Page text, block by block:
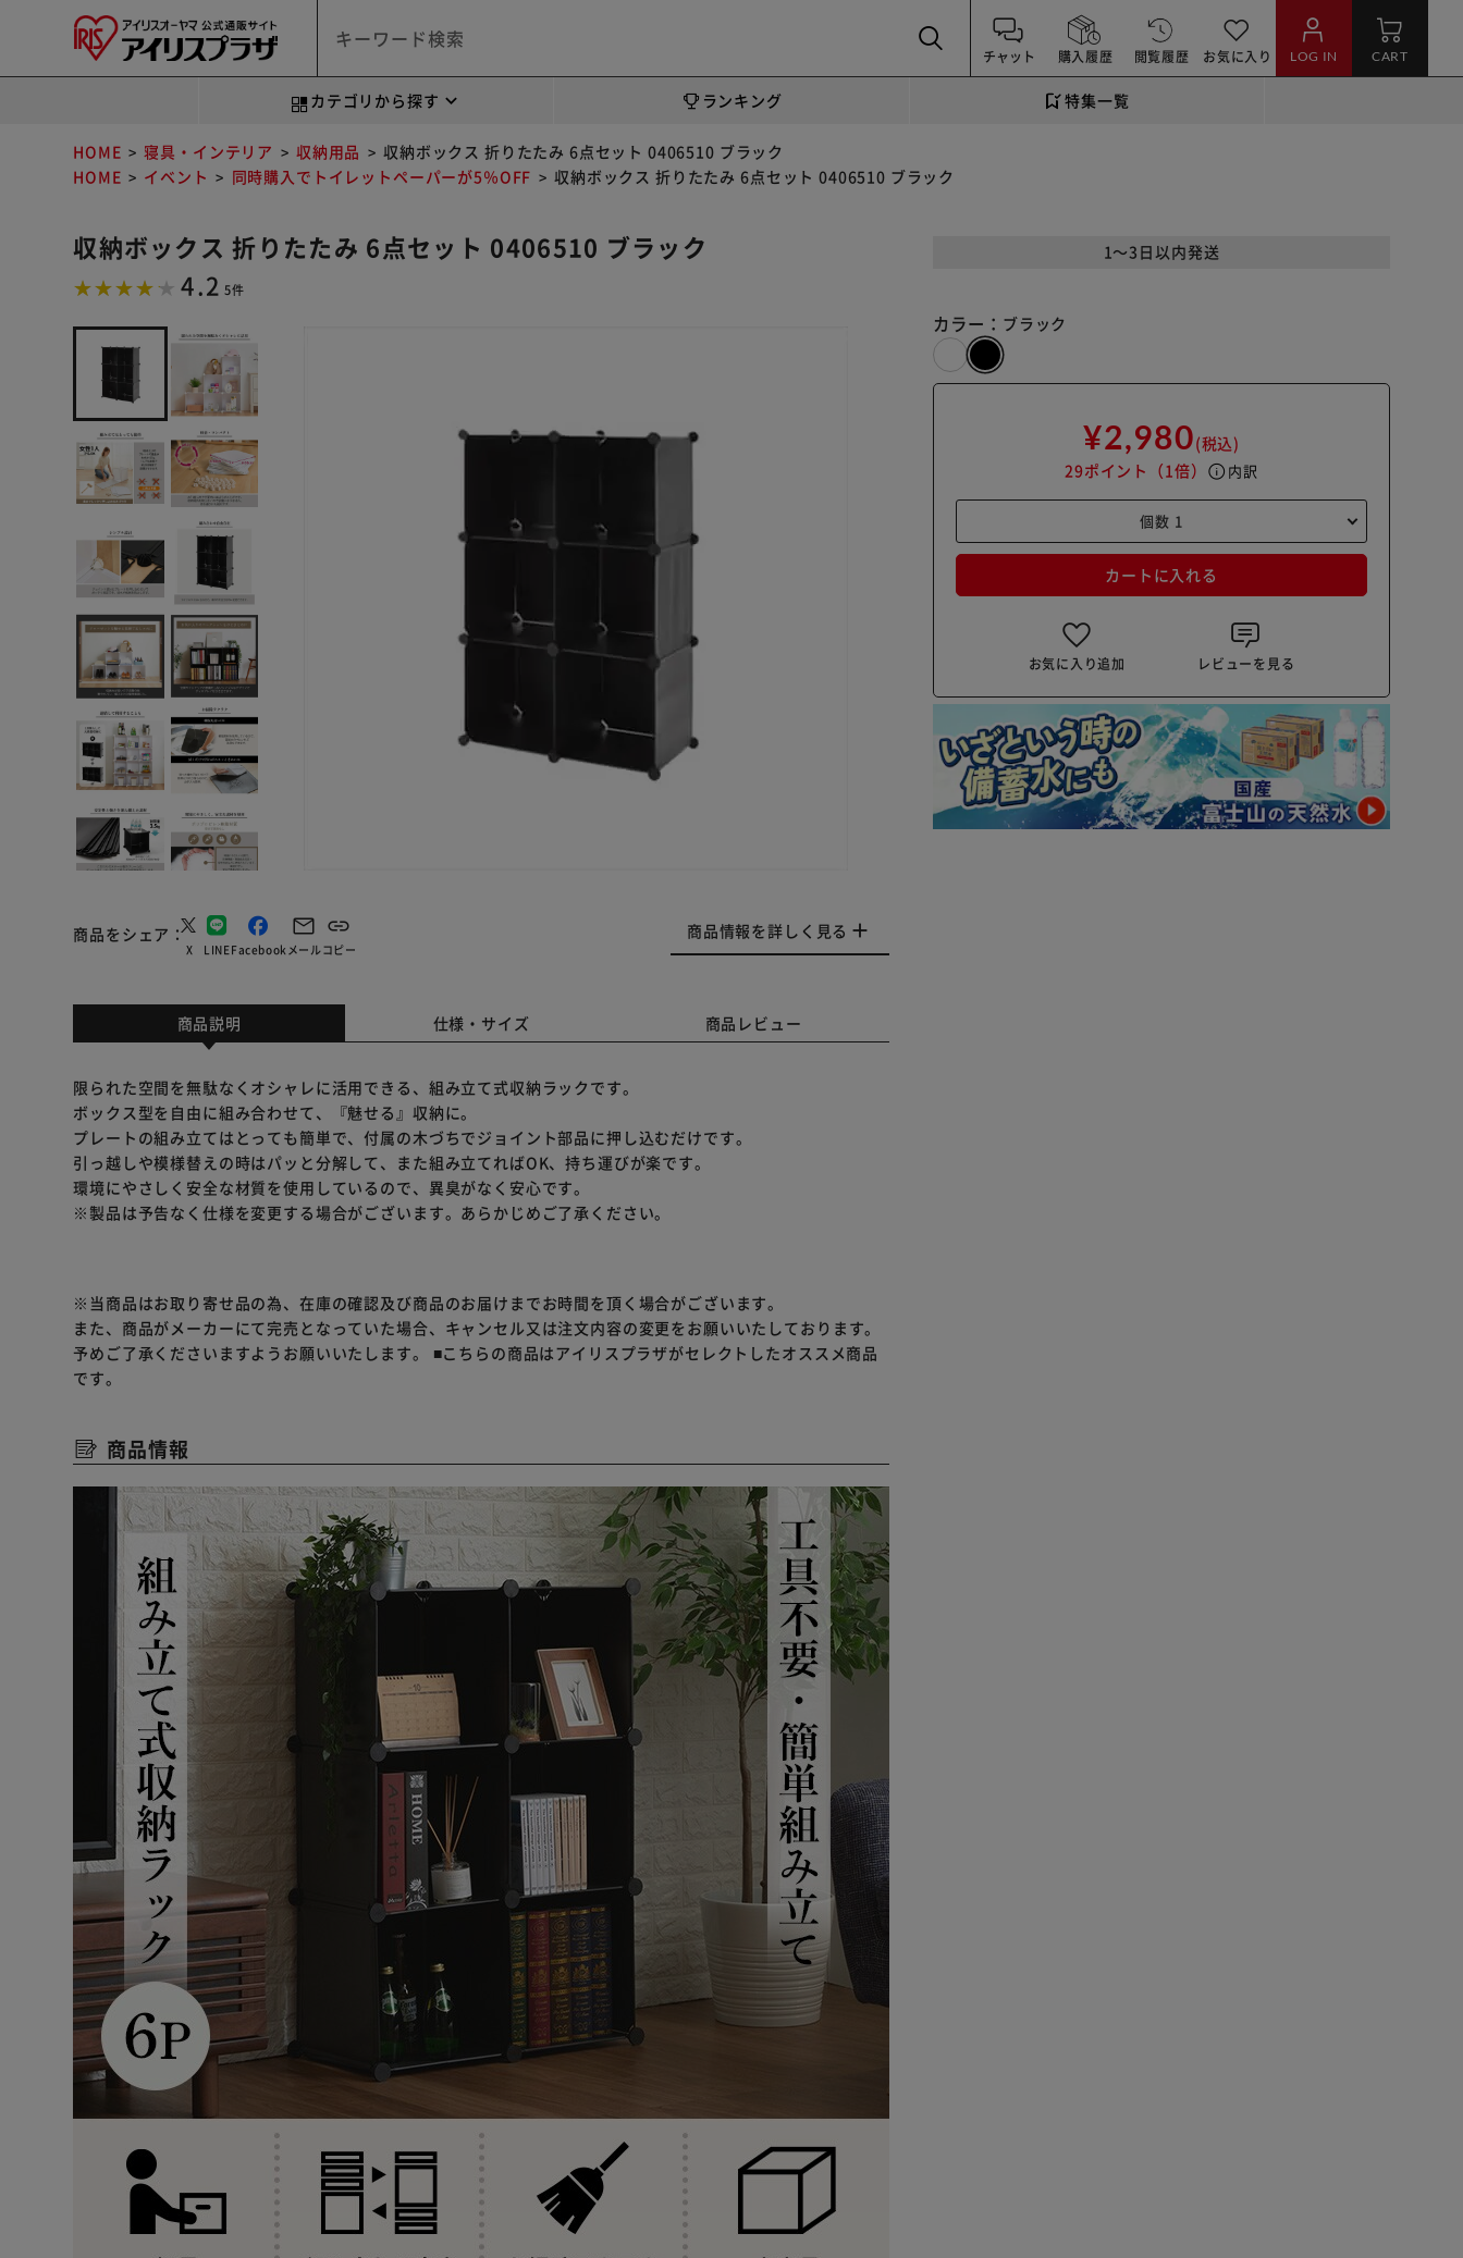
チャット 購入履歴 閲覧履歴 お気に入り LOG IN CART
カテゴリから探す ランキング 特集一覧
HOME 寝具・インテリア 収納用品
収納ボックス 折りたたみ 6点セット 0406510 ブラック
HOME
イベント 同時購入でトイレットペーパーが5％OFF 収納ボックス 折りたたみ 6点セット 0406510 ブラック
収納ボックス 折りたたみ 6点セット 0406510 ブラック
4.2 5件
商品をシェア
X LINEFacebook メールコピー
商品情報を詳しく見る
1～3日以内発送
カラー： ブラック
¥2,980(税込)
29ポイント （1倍） info 内訳
カートに入れる
お気に入り追加 レビューを見る
商品説明 仕様・サイズ 商品レビュー
限られた空間を無駄なくオシャレに活用できる、組み立て式収納ラックです。
ボックス型を自由に組み合わせて、『魅せる』収納に。
プレートの組み立てはとっても簡単で、付属の木づちでジョイント部品に押し込むだけです。
引っ越しや模様替えの時はパッと分解して、また組み立てればOK、持ち運びが楽です。
環境にやさしく安全な材質を使用しているので、異臭がなく安心です。
※製品は予告なく仕様を変更する場合がございます。あらかじめご了承ください。
※当商品はお取り寄せ品の為、在庫の確認及び商品のお届けまでお時間を頂く場合がございます。
また、商品がメーカーにて完売となっていた場合、キャンセル又は注文内容の変更をお願いいたしております。
予めご了承くださいますようお願いいたします。 ■こちらの商品はアイリスプラザがセレクトしたオススメ商品
です。
商品情報